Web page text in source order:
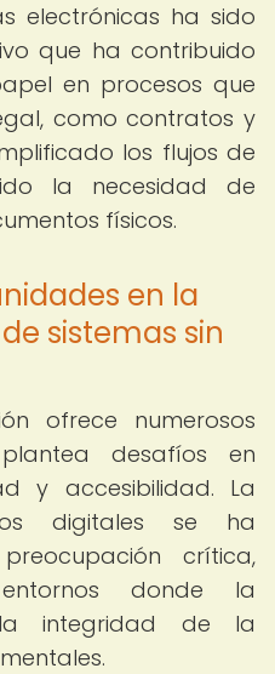
electrónicas ha sido
que ha contribuido
en procesos que
como contratos y
los flujos de
la necesidad de
físicos.
en la
sistemas sin
ofrece numerosos
desafíos en
y accesibilidad. La
digitales se ha
crítica,
donde la
integridad de la